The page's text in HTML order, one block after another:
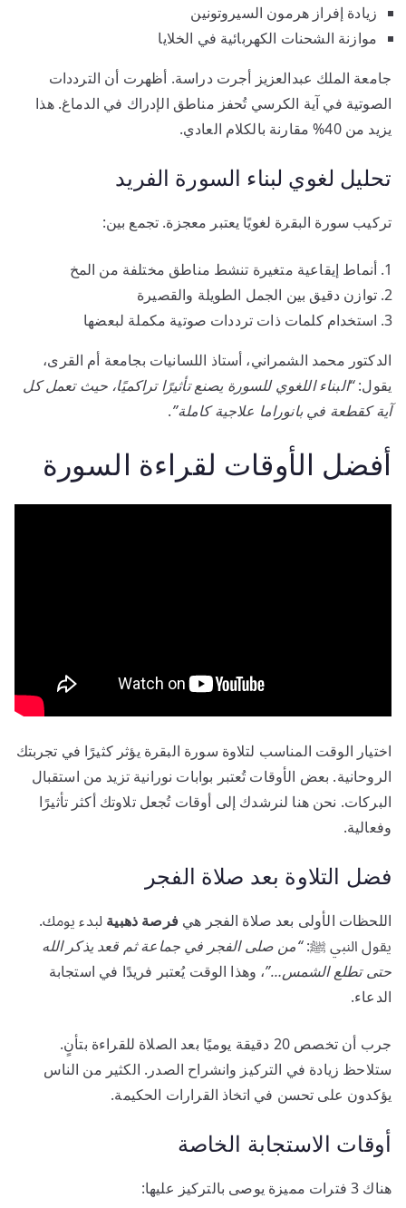
زيادة إفراز هرمون السيروتونين
موازنة الشحنات الكهربائية في الخلايا
جامعة الملك عبدالعزيز أجرت دراسة. أظهرت أن الترددات
الصوتية في آية الكرسي تُحفز مناطق الإدراك في الدماغ. هذا
يزيد من 40% مقارنة بالكلام العادي.
تحليل لغوي لبناء السورة الفريد
تركيب سورة البقرة لغويًا يعتبر معجزة. تجمع بين:
أنماط إيقاعية متغيرة تنشط مناطق مختلفة من المخ
توازن دقيق بين الجمل الطويلة والقصيرة
استخدام كلمات ذات ترددات صوتية مكملة لبعضها
الدكتور محمد الشمراني، أستاذ اللسانيات بجامعة أم القرى،
يقول:“البناء اللغوي للسورة يصنع تأثيرًا تراكميًا، حيث تعمل كل
آية كقطعة في بانوراما علاجية كاملة”.
أفضل الأوقات لقراءة السورة
اختيار الوقت المناسب لتلاوة سورة البقرة يؤثر كثيرًا في تجربتك
الروحانية. بعض الأوقات تُعتبر بوابات نورانية تزيد من استقبال
البركات. نحن هنا لنرشدك إلى أوقات تُجعل تلاوتك أكثر تأثيرًا
وفعالية.
فضل التلاوة بعد صلاة الفجر
اللحظات الأولى بعد صلاة الفجر هيفرصة ذهبية لبدء يومك.
يقول النبي ﷺ:“من صلى الفجر في جماعة ثم قعد يذكر الله
حتى تطلع الشمس…”، وهذا الوقت يُعتبر فريدًا في استجابة
الدعاء.
جرب أن تخصص 20 دقيقة يوميًا بعد الصلاة للقراءة بتأنٍ.
ستلاحظ زيادة في التركيز وانشراح الصدر. الكثير من الناس
يؤكدون على تحسن في اتخاذ القرارات الحكيمة.
أوقات الاستجابة الخاصة
هناك 3 فترات مميزة يوصى بالتركيز عليها: